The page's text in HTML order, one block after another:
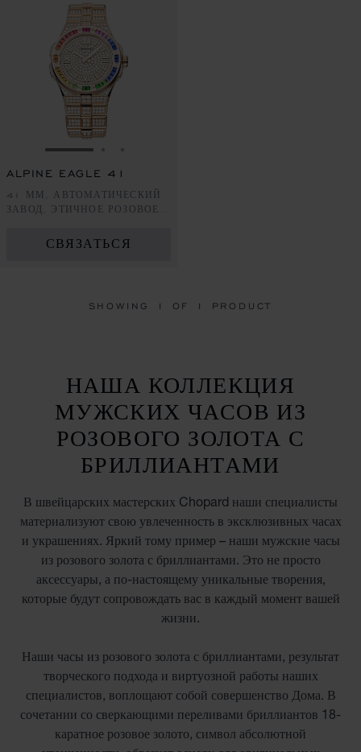
ПЕРЕЙТИ К СЛАЙДУ 1
ALPINE EAGLE 41
41 ММ, АВТОМАТИЧЕСКИЙ
ЗАВОД, ЭТИЧНОЕ РОЗОВОЕ
ЦВЕТНЫЕ САПФИРЫ
СВЯЗАТЬСЯ
SHOWING 1 OF 1 PRODUCT
НАША КОЛЛЕКЦИЯ
МУЖСКИХ ЧАСОВ ИЗ
РОЗОВОГО ЗОЛОТА С
БРИЛЛИАНТАМИ
В швейцарских мастерских Chopard наши специалисты
материализуют свою увлеченность в эксклюзивных часах
и украшениях. Яркий тому пример – наши мужские часы
из розового золота с бриллиантами. Это не просто
аксессуары, а по-настоящему уникальные творения,
которые будут сопровождать вас в каждый момент вашей
жизни.
Наши часы из розового золота с бриллиантами, результат
творческого подхода и виртуозной работы наших
специалистов, воплощают собой совершенство Дома. В
сочетании со сверкающими переливами бриллиантов 18-
каратное розовое золото, символ абсолютной